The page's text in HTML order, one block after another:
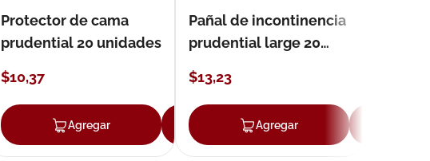
Agregar
Protector de cama
prudential 20 unidades
$10,37
Agregar Agregar
Pañal de incontinencia
prudential large 20
$13,23
Agregar